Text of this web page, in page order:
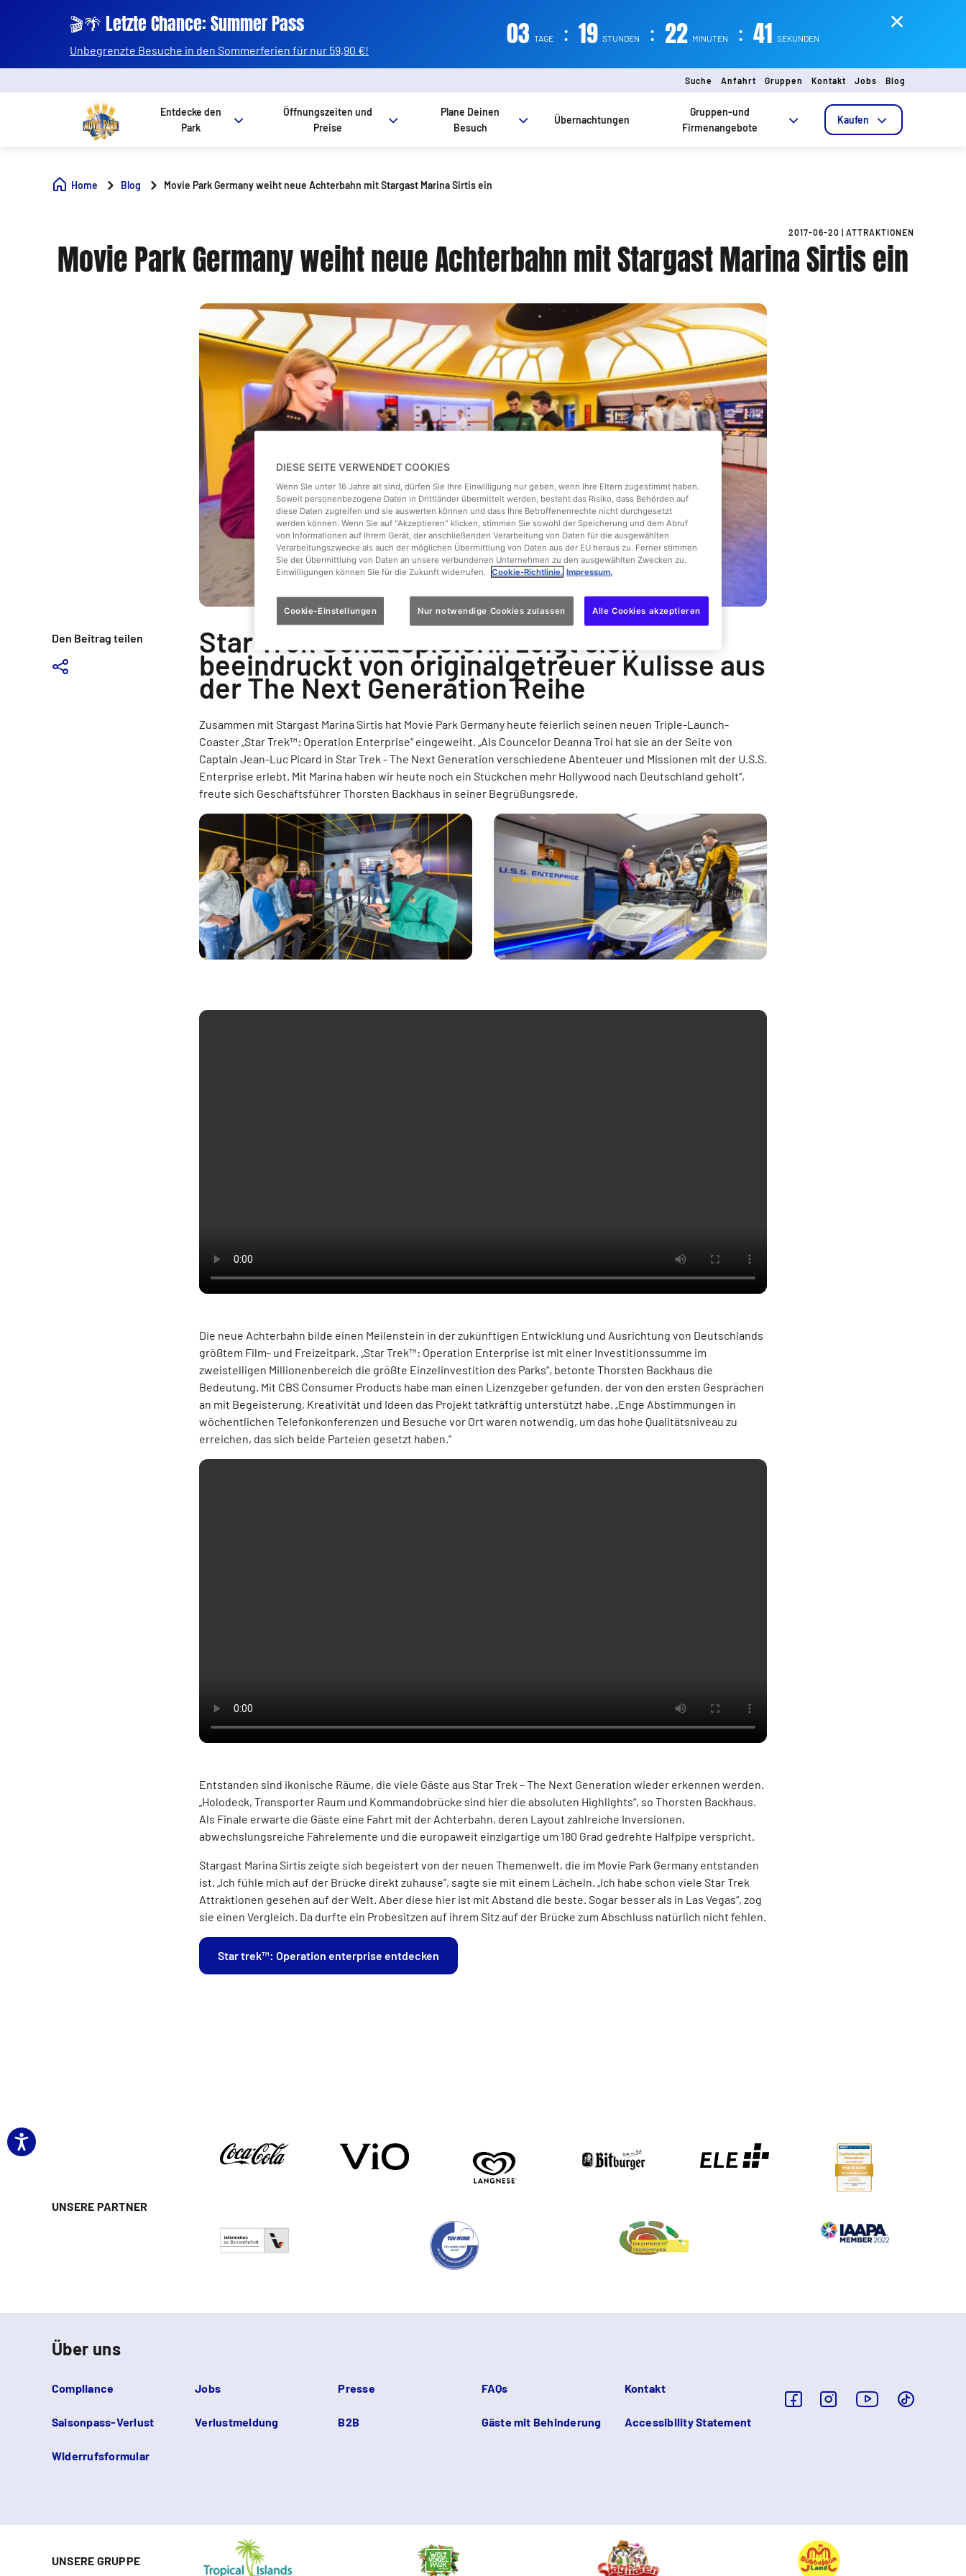
🎬🌴 Letzte Chance: Summer Pass
Unbegrenzte Besuche in den Sommerferien für nur 59,90 €! 03 TAGE : 19 STUNDEN : 22 MINUTEN : 41 SEKUNDEN
Suche Anfahrt Gruppen Kontakt Jobs Blog
Entdecke den
Park
Öffnungszeiten und
Preise
Plane Deinen
Besuch
Übernachtungen
Gruppen-und
Firmenangebote
Kaufen
Home Blog Movie Park Germany weiht neue Achterbahn mit Stargast Marina Sirtis ein
2017-06-20 ATTRAKTIONEN
Movie Park Germany weiht neue Achterbahn mit Stargast Marina Sirtis ein
Den Beitrag teilen Star Trek Schauspielerin zeigt sich
beeindruckt von originalgetreuer Kulisse aus
der The Next Generation Reihe
Zusammen mit Stargast Marina Sirtis hat Movie Park Germany heute feierlich seinen neuen Triple-Launch-
Coaster „Star Trek™: Operation Enterprise“ eingeweiht. „Als Councelor Deanna Troi hat sie an der Seite von
Captain Jean-Luc Picard in Star Trek - The Next Generation verschiedene Abenteuer und Missionen mit der U.S.S.
Enterprise erlebt. Mit Marina haben wir heute noch ein Stückchen mehr Hollywood nach Deutschland geholt“,
freute sich Geschäftsführer Thorsten Backhaus in seiner Begrüßungsrede.
Die neue Achterbahn bilde einen Meilenstein in der zukünftigen Entwicklung und Ausrichtung von Deutschlands
größtem Film- und Freizeitpark. „Star Trek™: Operation Enterprise ist mit einer Investitionssumme im
zweistelligen Millionenbereich die größte Einzelinvestition des Parks“, betonte Thorsten Backhaus die
Bedeutung. Mit CBS Consumer Products habe man einen Lizenzgeber gefunden, der von den ersten Gesprächen
an mit Begeisterung, Kreativität und Ideen das Projekt tatkräftig unterstützt habe. „Enge Abstimmungen in
wöchentlichen Telefonkonferenzen und Besuche vor Ort waren notwendig, um das hohe Qualitätsniveau zu
erreichen, das sich beide Parteien gesetzt haben.“
Entstanden sind ikonische Räume, die viele Gäste aus Star Trek – The Next Generation wieder erkennen werden.
„Holodeck, Transporter Raum und Kommandobrücke sind hier die absoluten Highlights“, so Thorsten Backhaus.
Als Finale erwarte die Gäste eine Fahrt mit der Achterbahn, deren Layout zahlreiche Inversionen,
abwechslungsreiche Fahrelemente und die europaweit einzigartige um 180 Grad gedrehte Halfpipe verspricht.
Stargast Marina Sirtis zeigte sich begeistert von der neuen Themenwelt, die im Movie Park Germany entstanden
ist. „Ich fühle mich auf der Brücke direkt zuhause“, sagte sie mit einem Lächeln. „Ich habe schon viele Star Trek
Attraktionen gesehen auf der Welt. Aber diese hier ist mit Abstand die beste. Sogar besser als in Las Vegas“, zog
sie einen Vergleich. Da durfte ein Probesitzen auf ihrem Sitz auf der Brücke zum Abschluss natürlich nicht fehlen.
Star trek™: Operation enterprise entdecken
UNSERE PARTNER
Über uns
Compliance Jobs Presse FAQs Kontakt
Saisonpass-Verlust Verlustmeldung B2B Gäste mit Behinderung Accessibility Statement
Widerrufsformular
UNSERE GRUPPE
DIESE SEITE VERWENDET COOKIES
Wenn Sie unter 16 Jahre alt sind, dürfen Sie Ihre Einwilligung nur geben, wenn Ihre Eltern zugestimmt haben.
Soweit personenbezogene Daten in Drittländer übermittelt werden, besteht das Risiko, dass Behörden auf
diese Daten zugreifen und sie auswerten können und dass Ihre Betroffenenrechte nicht durchgesetzt
werden können. Wenn Sie auf "Akzeptieren" klicken, stimmen Sie sowohl der Speicherung und dem Abruf
von Informationen auf Ihrem Gerät, der anschließenden Verarbeitung von Daten für die ausgewählten
Verarbeitungszwecke als auch der möglichen Übermittlung von Daten aus der EU heraus zu. Ferner stimmen
Sie der Übermittlung von Daten an unsere verbundenen Unternehmen zu den ausgewählten Zwecken zu.
Einwilligungen können Sie für die Zukunft widerrufen.
Cookie-Richtlinie. Impressum.
Cookie-Einstellungen Nur notwendige Cookies zulassen Alle Cookies akzeptieren